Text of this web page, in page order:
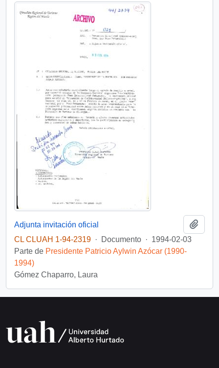
Adjunta invitación oficial
CL CLUAH 1-94-2319 · Documento · 1994-02-03
Parte de Presidente Patricio Aylwin Azócar (1990-
1994)
Gómez Chaparro, Laura